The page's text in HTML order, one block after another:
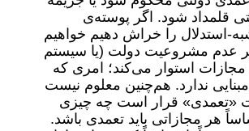
قلمداد شود. اگر پوسته‌ی
استدلال را خراش دهیم خواهیم
بر عدم مشروعیت دولت (یا سیستم
استوار می‌کند؛ امری که
ندارد. هم‌چنین معلوم نیست
«تعمدی» قرار است چه چیزی
هر مجازاتی باید تعمدی باشد.